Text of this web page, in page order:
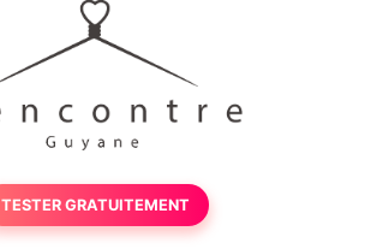
TESTER GRATUITEMENT